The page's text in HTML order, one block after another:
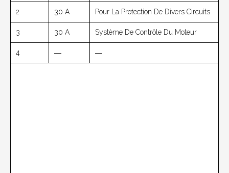
2 30 A Pour La Protection De Divers Circuits
3 30 A Système De Contrôle Du Moteur
4 ― ―